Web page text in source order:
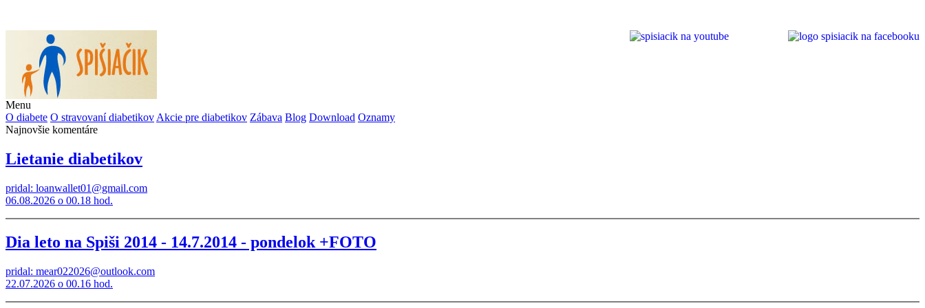
Menu
O diabete O stravovaní diabetikov Akcie pre diabetikov Zábava Blog Download Oznamy
Najnovšie komentáre
Lietanie diabetikov
pridal: loanwallet01@gmail.com
06.08.2026 o 00.18 hod.
Dia leto na Spiši 2014 - 14.7.2014 - pondelok +FOTO
pridal: mear022026@outlook.com
22.07.2026 o 00.16 hod.